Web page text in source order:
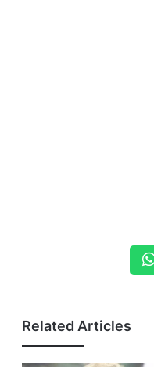
Related Articles